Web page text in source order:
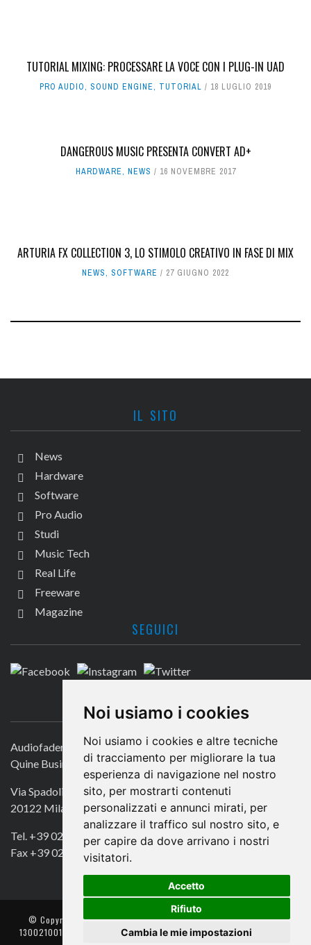
Noi usiamo i cookies
Noi usiamo i cookies e altre tecniche
di tracciamento per migliorare la tua
esperienza di navigazione nel nostro
sito, per mostrarti contenuti
personalizzati e annunci mirati, per
analizzare il traffico sul nostro sito, e
per capire da dove arrivano i nostri
visitatori.
Accetto
Rifiuto
Cambia le mie impostazioni
TUTORIAL MIXING: PROCESSARE LA VOCE CON I PLUG-IN UAD
PRO AUDIO, SOUND ENGINE, TUTORIAL 18 LUGLIO 2019
DANGEROUS MUSIC PRESENTA CONVERT AD+
HARDWARE, NEWS 16 NOVEMBRE 2017
ARTURIA FX COLLECTION 3, LO STIMOLO CREATIVO IN FASE DI MIX
NEWS, SOFTWARE 27 GIUGNO 2022
IL SITO
News
Hardware
Software
Pro Audio
Studi
Music Tech
Real Life
Freeware
Magazine
SEGUICI
CONTATTACI
Audiofader.com
Quine Business Publisher
Via Spadolini 7
20122 Milano
Tel. +39 02 49756990
Fax +39 02 72016740
© Copyright 2018. All Rights Reserved -- Quine srl – C.F./P IVA
13002100157 – Responsabile della Protezione dei Dati: Avv. Monica